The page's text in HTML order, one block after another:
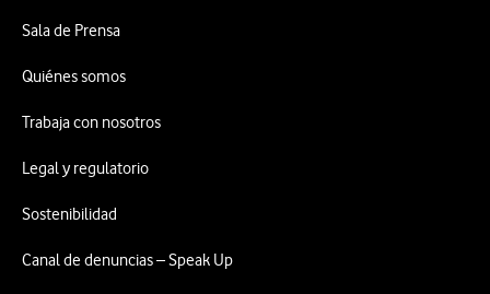
Sala de Prensa
Quiénes somos
Trabaja con nosotros
Legal y regulatorio
Sostenibilidad
Canal de denuncias – Speak Up